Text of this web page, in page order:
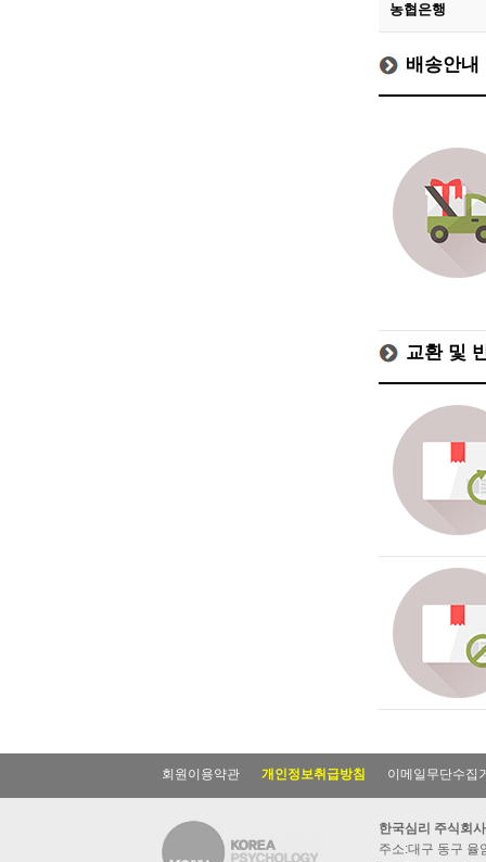
농협은행
배송안내
교환 및
회원이용약관 개인정보취급방침 이메일무단수집
한국심리 주식회사
주소:대구 동구 율